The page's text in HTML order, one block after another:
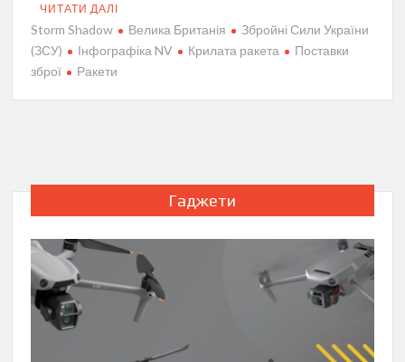
ЧИТАТИ ДАЛІ
Storm Shadow Велика Британія
Збройні Сили України
(ЗСУ)
Інфографіка NV Крилата ракета
Поставки
зброї
Ракети
Гаджети